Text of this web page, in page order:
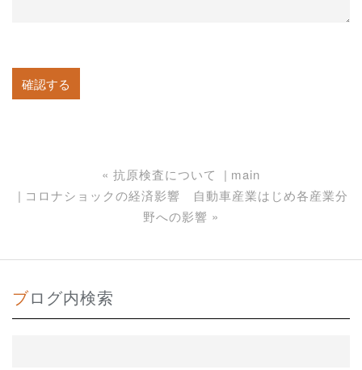
« 抗原検査について
main
コロナショックの経済影響 自動車産業はじめ各産業分
野への影響 »
ブログ内検索